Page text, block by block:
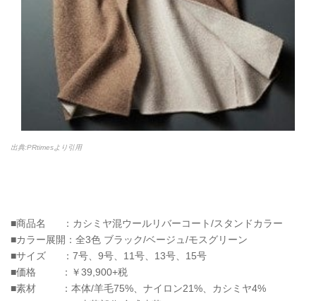
出典:PRtimesより引用
■商品名 ：カシミヤ混ウールリバーコート/スタンドカラー
■カラー展開：全3色 ブラック/ベージュ/モスグリーン
■サイズ ：7号、9号、11号、13号、15号
■価格 ：￥39,900+税
■素材 ：本体/羊毛75%、ナイロン21%、カシミヤ4%